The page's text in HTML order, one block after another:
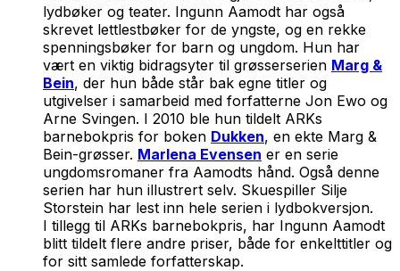
lydbøker og teater. Ingunn Aamodt har også
skrevet lettlestbøker for de yngste, og en rekke
spenningsbøker for barn og ungdom. Hun har
vært en viktig bidragsyter til grøsserserien Marg &
Bein, der hun både står bak egne titler og
utgivelser i samarbeid med forfatterne Jon Ewo og
Arne Svingen. I 2010 ble hun tildelt ARKs
barnebokpris for boken Dukken, en ekte Marg &
Bein-grøsser. Marlena Evensen er en serie
ungdomsromaner fra Aamodts hånd. Også denne
serien har hun illustrert selv. Skuespiller Silje
Storstein har lest inn hele serien i lydbokversjon.
I tillegg til ARKs barnebokpris, har Ingunn Aamodt
blitt tildelt flere andre priser, både for enkelttitler og
for sitt samlede forfatterskap.